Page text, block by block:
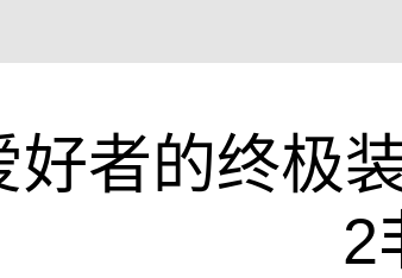
好者的终极
2